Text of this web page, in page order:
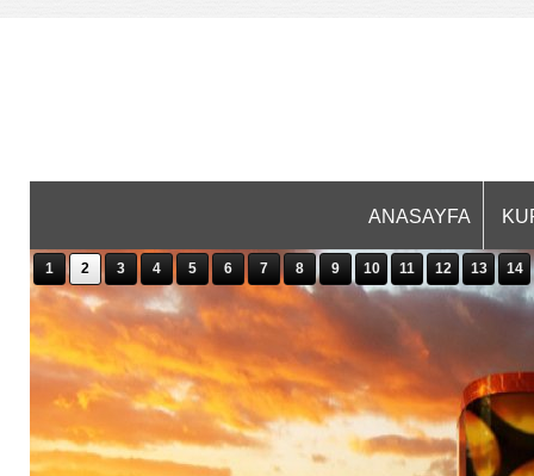
ANASAYFA
1 2 3 4 5 6 7 8 9 10 11 12 13 14